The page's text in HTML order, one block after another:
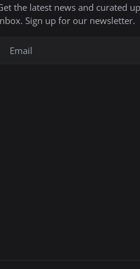
the latest news and curated
Sign up for our newsletter.